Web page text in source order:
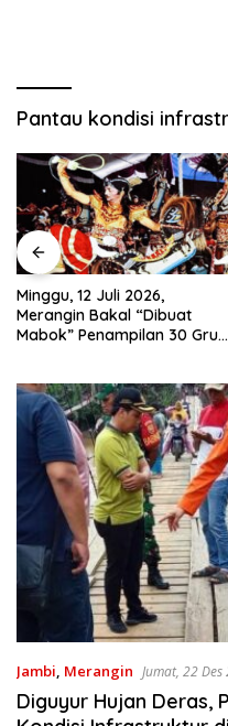
Pantau kondisi
Nobar Piala Dunia 2026 di
Provinsi Jambi Diharapkan
Mampu Menggerakkan
Jambi, Merangin Jumat, 22
Diguyur Hujan Deras,